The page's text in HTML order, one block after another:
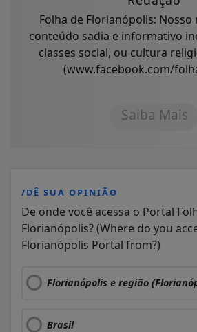
Folha de Florianópolis: Nosso
conteúdo sadia e informativo
classes social, ou cultura
(www.facebook.com/
Saiba Mais
/DÊ SUA OPINIÃO
De onde você acessa o Portal
Florianópolis? (Where do you
Florianópolis Portal from?)
Florianópolis e região
Brasil